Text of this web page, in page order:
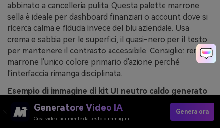
abbinato a cancelleria pulita. Questa palette marrone
sella è ideale per dashboard finanziari o account dove si
ricerca calma e fiducia invece del blu aziendale. Usa
crema e sabbia per le superfici, il quasi-nero per il testo
per mantenere il contrasto accessibile. Consiglio: rendi il
marrone l'unico colore primario d'azione perché
l'interfaccia rimanga disciplinata.
Esempio di immagine di kit UI neutro caldo generato
con media.io
Generatore Video IA
Crea video facilmente da testo o immagini
Genera ora